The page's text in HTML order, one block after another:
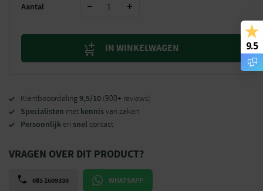
Aantal
IN WINKELWAGEN
Klantbeoordeling9,5/10 (900+ reviews)
Specialisten met kennisvan zaken
Persoonlijk en snel contact
VRAGEN OVER DIT PRODUCT?
085 1609330 WHATSAPP
9.5